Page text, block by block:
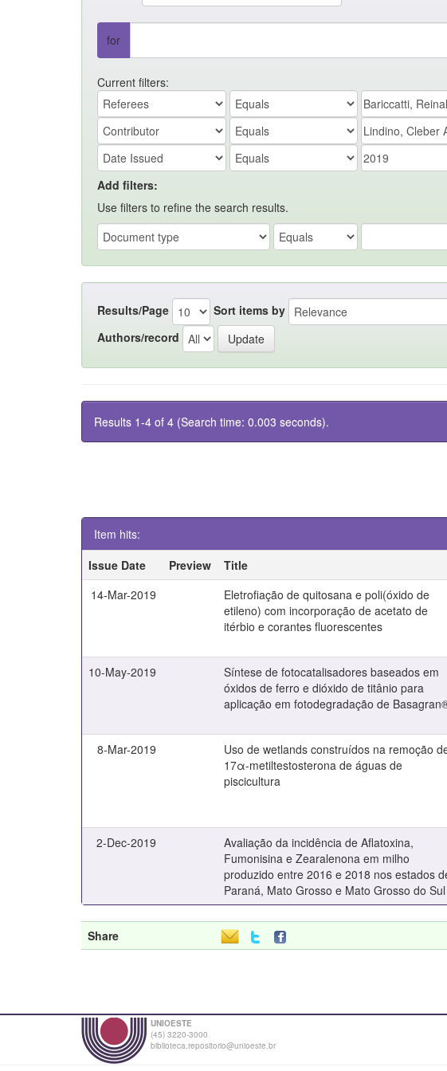
for
Current filters:
Add filters:
Use filters to refine the search results.
Results/Page Sort items by
Authors/record
Results 1-4 of 4 (Search time: 0.003 seconds).
Item hits:
Issue Date
Preview Title
14-Mar-2019
Eletrofiação de quitosana e poli(óxido de
etileno) com incorporação de acetato de
itérbio e corantes fluorescentes
10-May-2019
Síntese de fotocatalisadores baseados em
óxidos de ferro e dióxido de titânio para
aplicação em fotodegradação de
8-Mar-2019
Uso de wetlands construídos na remoção
17α-metiltestosterona de águas de
piscicultura
2-Dec-2019
Avaliação da incidência de Aflatoxina,
Fumonisina e Zearalenona em milho
produzido entre 2016 e 2018 nos estados
Paraná, Mato Grosso e Mato Grosso do Sul
Share
UNIOESTE
(45) 3220-3000
biblioteca.repositorio@unioeste.br